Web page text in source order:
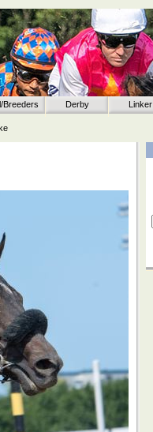
Breeders Derby Linker